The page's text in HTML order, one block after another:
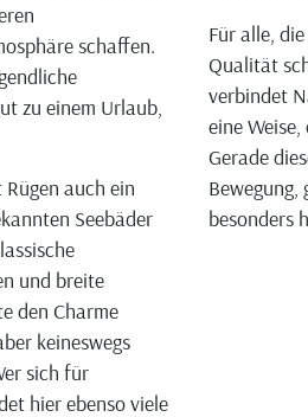
schaffen.
zu einem Urlaub,
auch ein
Seebäder
und breite
den Charme
keineswegs
sich für
hier ebenso viele
Für alle,
Qualität
verbindet
eine
Gerade
Bewegung,
besonders